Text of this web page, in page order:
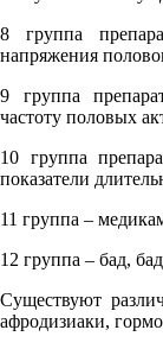
8 группа
напряжения
9 группа
частоту половых
10 группа
показатели
11 группа –
12 группа – бад,
Существуют
афродизиаки,